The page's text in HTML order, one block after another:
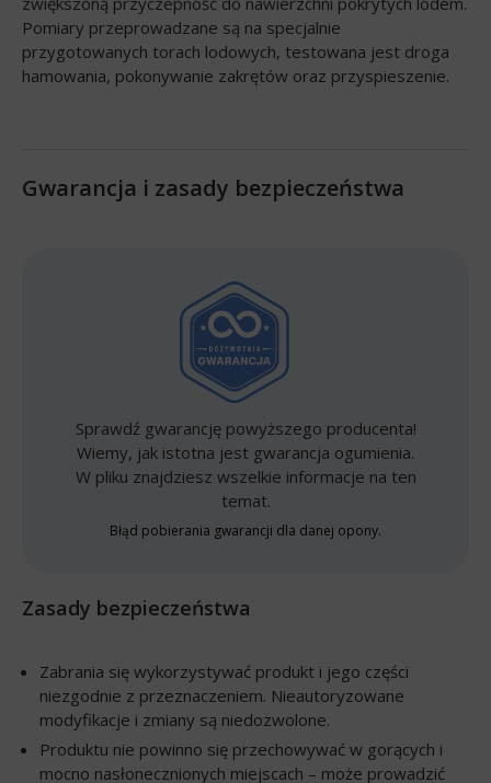
Pomiary przeprowadzane są na specjalnie
przygotowanych torach lodowych, testowana jest droga
hamowania, pokonywanie zakrętów oraz przyspieszenie.
Gwarancja i zasady bezpieczeństwa
Sprawdź gwarancję powyższego producenta!
Wiemy, jak istotna jest gwarancja ogumienia.
W pliku znajdziesz wszelkie informacje na ten
temat.
Błąd pobierania gwarancji dla danej opony.
Zasady bezpieczeństwa
Zabrania się wykorzystywać produkt i jego części
niezgodnie z przeznaczeniem. Nieautoryzowane
modyfikacje i zmiany są niedozwolone.
Produktu nie powinno się przechowywać w gorących i
mocno nasłonecznionych miejscach – może prowadzić